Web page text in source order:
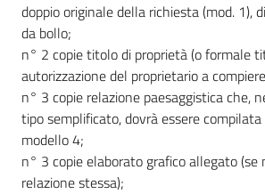
doppio originale della richiesta (mod. 1),
da bollo;
n° 2 copie titolo di proprietà (o formale
autorizzazione del proprietario a
n° 3 copie relazione paesaggistica che,
tipo semplificato, dovrà essere
modello 4;
n° 3 copie elaborato grafico allegato
relazione stessa);